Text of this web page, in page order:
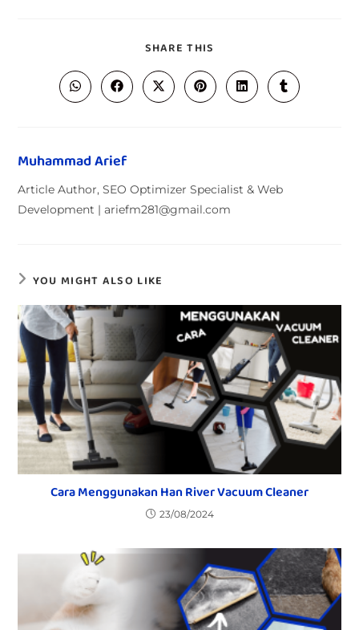
SHARE THIS
Muhammad Arief
Article Author, SEO Optimizer Specialist & Web
Development | ariefm281@gmail.com
YOU MIGHT ALSO LIKE
Cara Menggunakan Han River Vacuum Cleaner
23/08/2024